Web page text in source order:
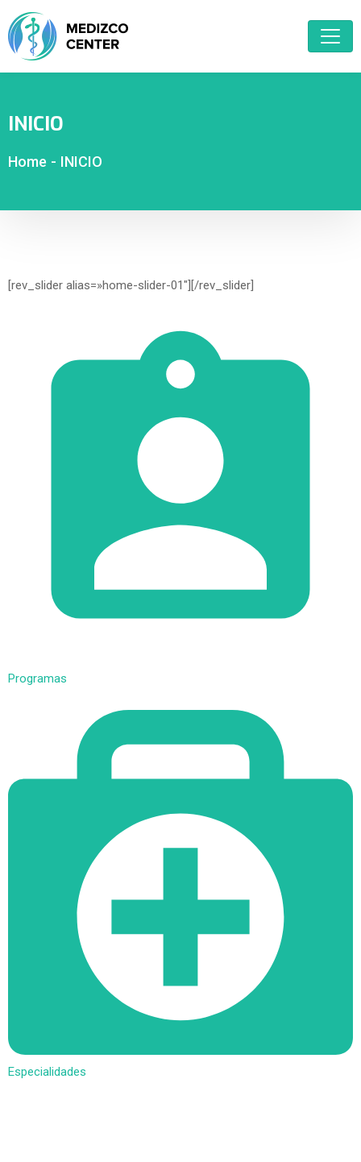
INICIO
Home - INICIO
[rev_slider alias=»home-slider-01″][/rev_slider]
Programas
Especialidades